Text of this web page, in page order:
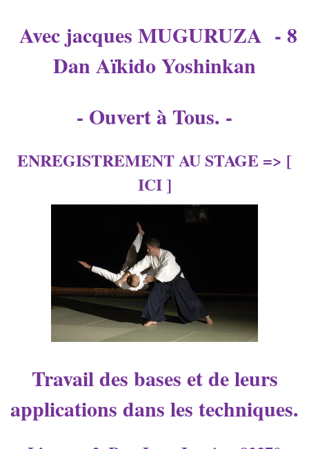
Avec jacques MUGURUZA - 8
Dan Aïkido Yoshinkan
- Ouvert à Tous. -
ENREGISTREMENT AU STAGE => [
ICI]
Travail des bases et de leurs
applications dans les techniques.